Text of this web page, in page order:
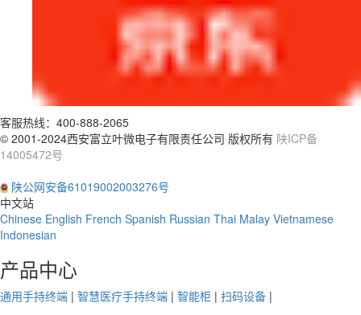
客服热线： 400-888-2065
© 2001-2024西安富立叶微电子有限责任公司 版权所有 陕ICP备
14005472号
陕公网安备61019002003276号
中文站
Chinese English French Spanish Russian Thai Malay Vietnamese
Indonesian
产品中心
通用手持终端 | 智慧医疗手持终端 | 智能柜 | 扫码设备 |